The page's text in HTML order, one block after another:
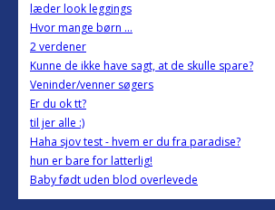
læder look leggings
Hvor mange børn ...
2 verdener
Kunne de ikke have sagt, at de skulle spare?
Veninder/venner søgers
Er du ok tt?
til jer alle :)
Haha sjov test - hvem er du fra paradise?
hun er bare for latterlig!
Baby født uden blod overlevede